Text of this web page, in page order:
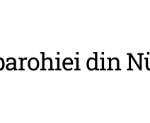
din